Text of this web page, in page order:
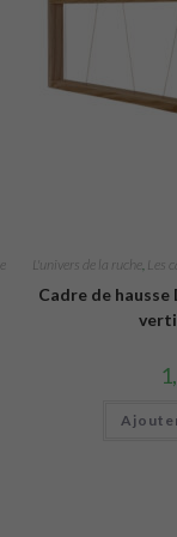
L'univers de la ruche, Les
Cadre de